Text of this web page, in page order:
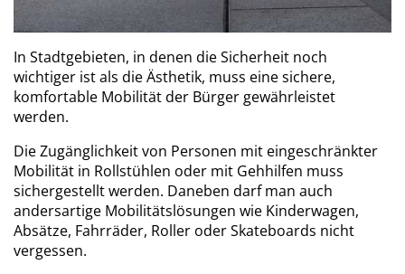
In Stadtgebieten, in denen die Sicherheit noch
wichtiger ist als die Ästhetik, muss eine sichere,
komfortable Mobilität der Bürger gewährleistet
werden.
Die Zugänglichkeit von Personen mit eingeschränkter
Mobilität in Rollstühlen oder mit Gehhilfen muss
sichergestellt werden. Daneben darf man auch
andersartige Mobilitätslösungen wie Kinderwagen,
Absätze, Fahrräder, Roller oder Skateboards nicht
vergessen.